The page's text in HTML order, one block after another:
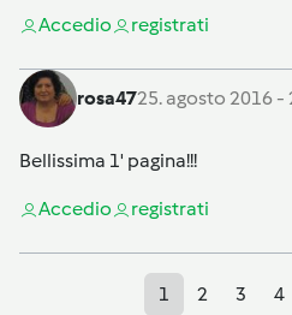
Accedio registrati
rosa4725. agosto 2016 -
Bellissima 1' pagina!!!
Accedio registrati
1 2 3 4